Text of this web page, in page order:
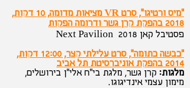
"מיס ורטיגו", סרט VR מציאות מדומה, 10 דקות,
2018 בהפקת קרן גשר ודרומה הפקות
פסטיבל קאן 2018 Next Pavilion
"כבשה כתומה", סרט עלילתי קצר, 12:00 דקות,
2014 בהפקת אוניברסיטת תל אביב
מלגות: קרן גשר, מלגת בי"ח אלי"ן בירושלים,
מימון עצמי אינדיגוגו.